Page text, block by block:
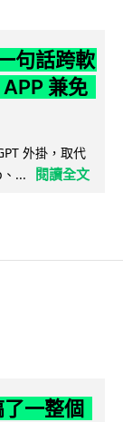
句話跨軟
兼免
外掛，取代
...
閱讀全文
一整個